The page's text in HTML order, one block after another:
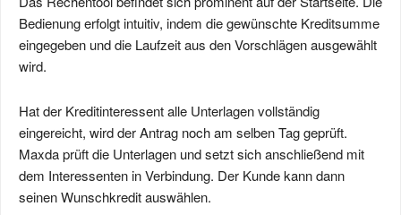
Bedienung erfolgt intuitiv, indem die gewünschte Kreditsumme
eingegeben und die Laufzeit aus den Vorschlägen ausgewählt
wird.
Hat der Kreditinteressent alle Unterlagen vollständig
eingereicht, wird der Antrag noch am selben Tag geprüft.
Maxda prüft die Unterlagen und setzt sich anschließend mit
dem Interessenten in Verbindung. Der Kunde kann dann
seinen Wunschkredit auswählen.